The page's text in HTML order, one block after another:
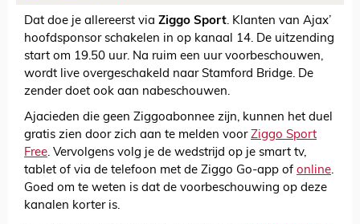
Dat doe je allereerst via Ziggo Sport. Klanten van Ajax’
hoofdsponsor schakelen in op kanaal 14. De uitzending
start om 19.50 uur. Na ruim een uur voorbeschouwen,
wordt live overgeschakeld naar Stamford Bridge. De
zender doet ook aan nabeschouwen.
Ajacieden die geen Ziggoabonnee zijn, kunnen het duel
gratis zien door zich aan te melden voor Ziggo Sport
Free. Vervolgens volg je de wedstrijd op je smart tv,
tablet of via de telefoon met de Ziggo Go-app of online.
Goed om te weten is dat de voorbeschouwing op deze
kanalen korter is.